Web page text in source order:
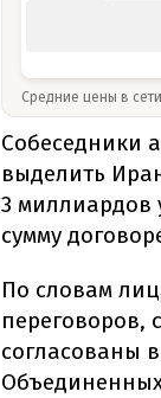
Средние цены в
Собеседники
выделить
3 миллиардов
сумму
По словам
переговоров,
согласованы